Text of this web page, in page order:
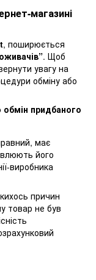
магазині
, поширюється
. Щоб
увагу на
обміну або
придбаного
має
його
виробника
причин
товар не був